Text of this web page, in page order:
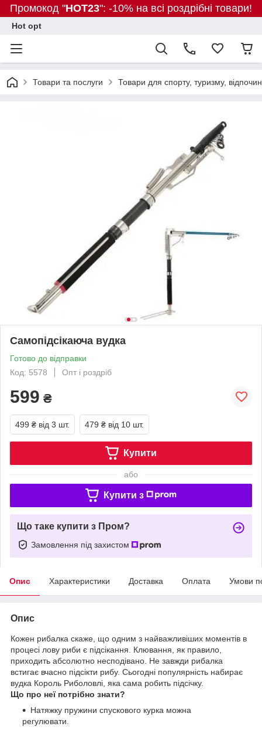
Промокод "HOT23": -10% на всі роздрібні товари!
Hot opt
Товари та послуги Товари для спорту, туризму,
Самопідсікаюча вудка
Готово до відправки
Код: 5578
Опт і роздріб
599 ₴
499 ₴ від 3 шт. 479 ₴ від 10 шт.
Купити
або
Купити з
Що таке купити з Пром?
Замовлення під захистом
Опис Характеристики Доставка Оплата Умови
Опис
Кожен рибалка скаже, що одним з найважливіших моментів в
процесі лову риби є підсікання. Клювання, як правило,
приходить абсолютно несподівано. Не завжди рибалка
встигає вчасно підсікти рибу. Сьогодні популярність набирає
вудка Король Риболовлі, яка сама робить підсічку.
Що про неї потрібно знати?
Натяжку пружини спускового курка можна
регулювати.